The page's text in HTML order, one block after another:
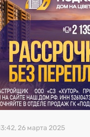
исцелять
Премия 2026 (текущая)
Премия 2025
Эксперты
26 марта 2025